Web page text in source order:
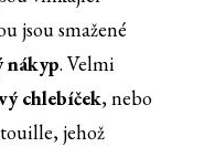
jsou smažené
nákyp. Velmi
chlebíček, nebo
jehož